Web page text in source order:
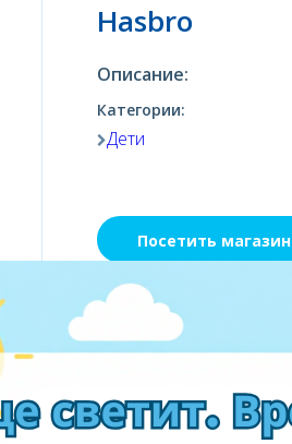
Hasbro
Описание:
Категории:
Дети
Посетить магазин